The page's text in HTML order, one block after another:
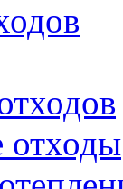
отходы